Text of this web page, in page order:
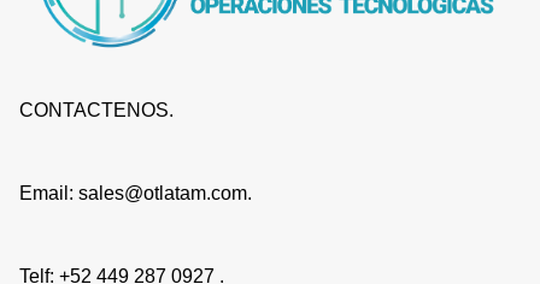
CONTACTENOS.
Email: sales@otlatam.com.
Telf: +52 449 287 0927 .